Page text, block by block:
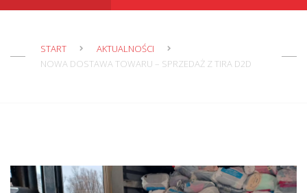
START
AKTUALNOŚCI
NOWA DOSTAWA TOWARU – SPRZEDAŻ Z TIRA D2D